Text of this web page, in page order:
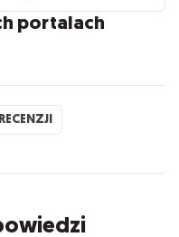
portalach